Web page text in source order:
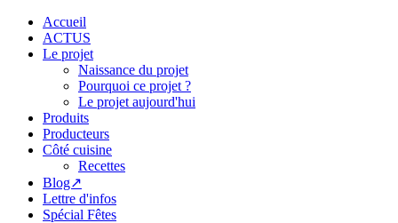
Accueil
ACTUS
Le projet
Naissance du projet
Pourquoi ce projet ?
Le projet aujourd'hui
Produits
Producteurs
Côté cuisine
Recettes
Blog↗
Lettre d'infos
Spécial Fêtes